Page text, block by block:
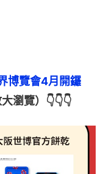
博覽會4月開鑼
大瀏覽）👇👇👇